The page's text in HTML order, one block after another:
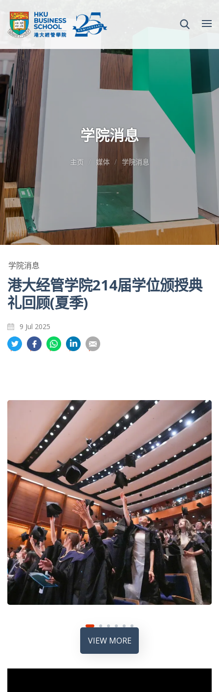
学院消息
主页 媒体 学院消息
学院消息
港大经管学院214届学位颁授典
礼回顾(夏季)
9 Jul 2025
分
享
分
享
分
享
享
享
VIEW MORE